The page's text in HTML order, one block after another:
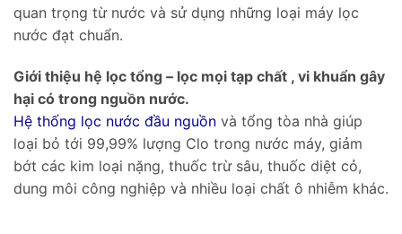
quan trọng từ nước và sử dụng những loại máy lọc
nước đạt chuẩn.
Giới thiệu hệ lọc tổng – lọc mọi tạp chất , vi khuẩn gây
hại có trong nguồn nước.
Hệ thống lọc nước đầu nguồn và tổng tòa nhà giúp
loại bỏ tới 99,99% lượng Clo trong nước máy, giảm
bớt các kim loại nặng, thuốc trừ sâu, thuốc diệt cỏ,
dung môi công nghiệp và nhiều loại chất ô nhiễm khác.